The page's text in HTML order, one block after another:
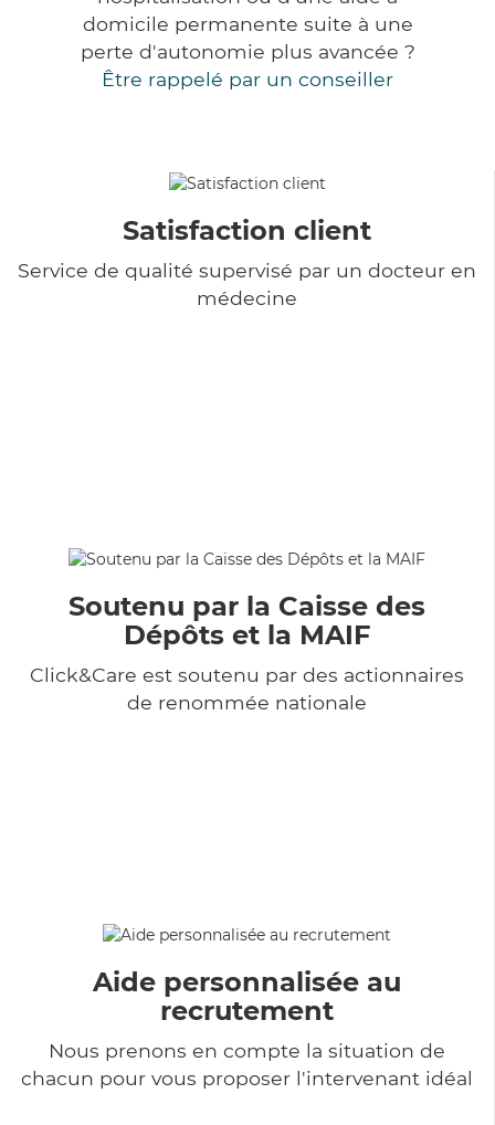
domicile permanente suite à une
perte d'autonomie plus avancée ?
Être rappelé par un conseiller
Satisfaction client
Service de qualité supervisé par un docteur en
médecine
Soutenu par la Caisse des
Dépôts et la MAIF
Click&Care est soutenu par des actionnaires
de renommée nationale
Aide personnalisée au
recrutement
Nous prenons en compte la situation de
chacun pour vous proposer l'intervenant idéal